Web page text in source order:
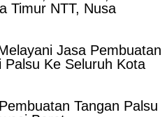
Timur NTT, Nusa
Jasa Pembuatan
Palsu Ke Seluruh Kota
Tangan Palsu